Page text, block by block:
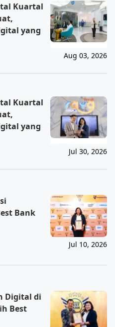
Kuartal
yang
Aug 03, 2026
Kuartal
yang
Jul 30, 2026
Bank
Jul 10, 2026
Digital di
Best